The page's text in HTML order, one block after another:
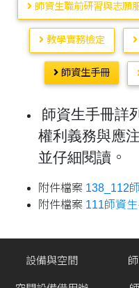
師資生職前研習與志願
教學實務檢定
師資生手冊
師資生手冊詳
權利義務與應
並仔細閱讀 。
附件檔案 138_112
附件檔案 111師資
設備與空間